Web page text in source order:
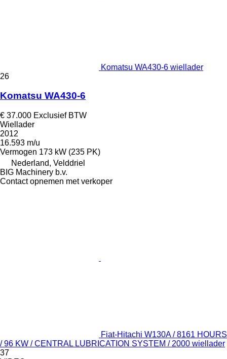
Komatsu WA430-6 wiellader
26
Komatsu WA430-6
€ 37.000 Exclusief BTW
Wiellader
2012
16.593 m/u
Vermogen 173 kW (235 PK)
Nederland, Velddriel
BIG Machinery b.v.
Contact opnemen met verkoper
Fiat-Hitachi W130A / 8161 HOURS
/ 96 KW / CENTRAL LUBRICATION SYSTEM / 2000 wiellader
37